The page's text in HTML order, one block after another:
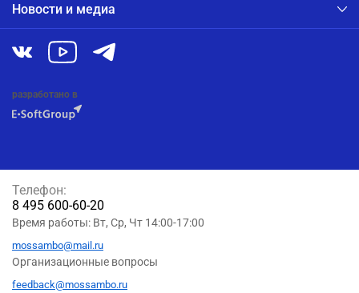
Новости и медиа
разработано в
Телефон:
8 495 600-60-20
Время работы: Вт, Ср, Чт 14:00-17:00
mossambo@mail.ru
Организационные вопросы
feedback@mossambo.ru